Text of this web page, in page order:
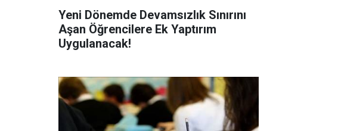
Yeni Dönemde Devamsızlık Sınırını
Aşan Öğrencilere Ek Yaptırım
Uygulanacak!